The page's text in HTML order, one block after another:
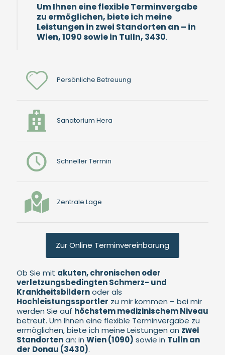
Um Ihnen eine flexible Terminvergabe
zu ermöglichen, biete ich meine
Leistungen in zwei Standorten an – in
Wien, 1090 sowie in Tulln, 3430.
Persönliche Betreuung
Sanatorium Hera
Schneller Termin
Zentrale Lage
Zur Online Terminvereinbarung
Ob Sie mit akuten, chronischen oder
verletzungsbedingten Schmerz- und
Krankheitsbildernoder als
Hochleistungssportler zu mir kommen – bei mir
werden Sie auf höchstem medizinischem Niveau
betreut. Um Ihnen eine flexible Terminvergabe zu
ermöglichen, biete ich meine Leistungen an zwei
Standortenan: in Wien (1090) sowie in Tulln an
der Donau (3430).